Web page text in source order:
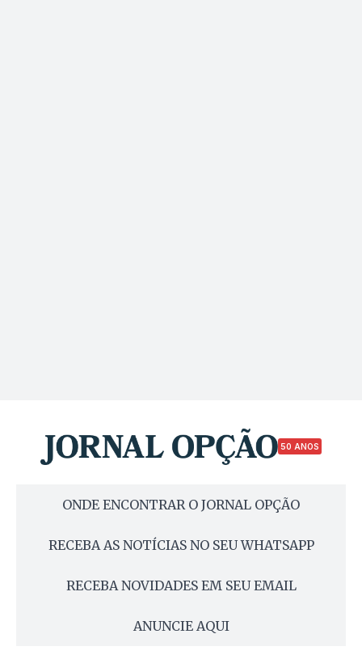
50 ANOS
ONDE ENCONTRAR O JORNAL OPÇÃO
RECEBA AS NOTÍCIAS NO SEU WHATSAPP
RECEBA NOVIDADES EM SEU EMAIL
ANUNCIE AQUI